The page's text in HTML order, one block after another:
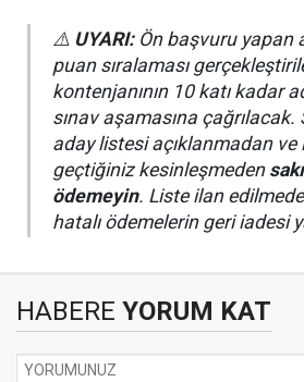
⚠️ UYARI:Ön başvuru yapan
puan sıralaması
kontenjanının 10 katı kadar
sınav aşamasına çağrılacak.
aday listesi açıklanmadan ve
geçtiğiniz kesinleşmeden
ödemeyin. Liste ilan
hatalı ödemelerin geri iadesi
HABERE YORUM KAT